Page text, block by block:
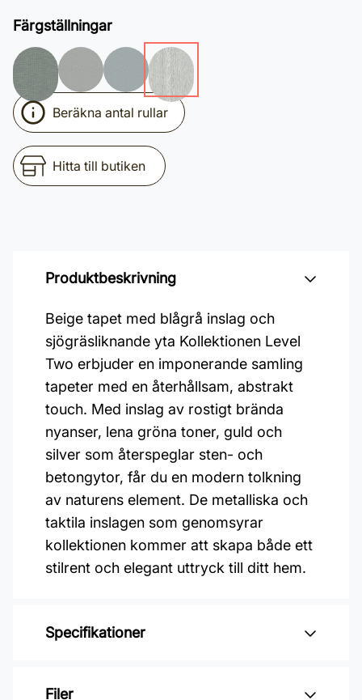
Färgställningar
Beräkna antal rullar
Hitta till butiken
Produktbeskrivning
Beige tapet med blågrå inslag och
sjögräsliknande yta Kollektionen Level
Two erbjuder en imponerande samling
tapeter med en återhållsam, abstrakt
touch. Med inslag av rostigt brända
nyanser, lena gröna toner, guld och
silver som återspeglar sten- och
betongytor, får du en modern tolkning
av naturens element. De metalliska och
taktila inslagen som genomsyrar
kollektionen kommer att skapa både ett
stilrent och elegant uttryck till ditt hem.
Specifikationer
Varumärke: Midbec Tapeter
Filer